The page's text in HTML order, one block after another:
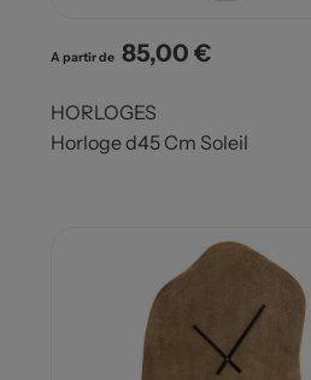
A partir de Prix
85,00 €
HORLOGES
Horloge d45 Cm Soleil